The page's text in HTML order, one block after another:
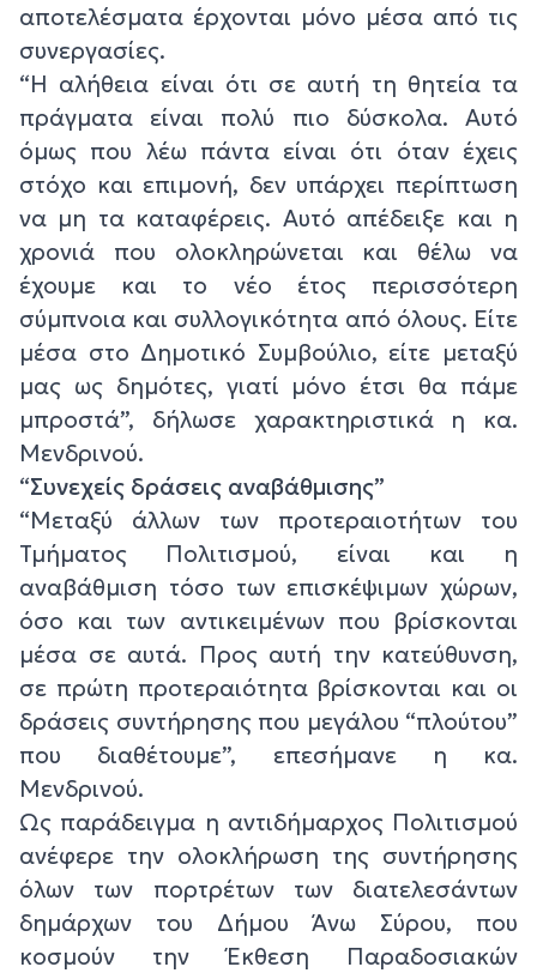
αποτελέσματα έρχονται μόνο μέσα από τις
συνεργασίες.
“Η αλήθεια είναι ότι σε αυτή τη θητεία τα
πράγματα είναι πολύ πιο δύσκολα. Αυτό
όμως που λέω πάντα είναι ότι όταν έχεις
στόχο και επιμονή, δεν υπάρχει περίπτωση
να μη τα καταφέρεις. Αυτό απέδειξε και η
χρονιά που ολοκληρώνεται και θέλω να
έχουμε και το νέο έτος περισσότερη
σύμπνοια και συλλογικότητα από όλους. Είτε
μέσα στο Δημοτικό Συμβούλιο, είτε μεταξύ
μας ως δημότες, γιατί μόνο έτσι θα πάμε
μπροστά”, δήλωσε χαρακτηριστικά η κα.
Μενδρινού.
“Συνεχείς δράσεις αναβάθμισης”
“Μεταξύ άλλων των προτεραιοτήτων του
Τμήματος Πολιτισμού, είναι και η
αναβάθμιση τόσο των επισκέψιμων χώρων,
όσο και των αντικειμένων που βρίσκονται
μέσα σε αυτά. Προς αυτή την κατεύθυνση,
σε πρώτη προτεραιότητα βρίσκονται και οι
δράσεις συντήρησης που μεγάλου “πλούτου”
που διαθέτουμε”, επεσήμανε η κα.
Μενδρινού.
Ως παράδειγμα η αντιδήμαρχος Πολιτισμού
ανέφερε την ολοκλήρωση της συντήρησης
όλων των πορτρέτων των διατελεσάντων
δημάρχων του Δήμου Άνω Σύρου, που
κοσμούν την Έκθεση Παραδοσιακών